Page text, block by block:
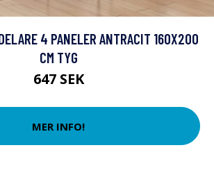
4 PANELER ANTRACIT 160X200
CM TYG
647 SEK
MER INFO!